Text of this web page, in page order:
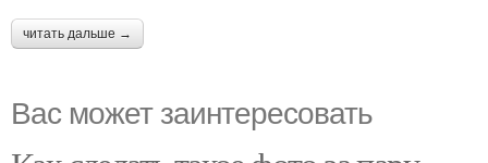
читать дальше →
Вас может заинтересовать